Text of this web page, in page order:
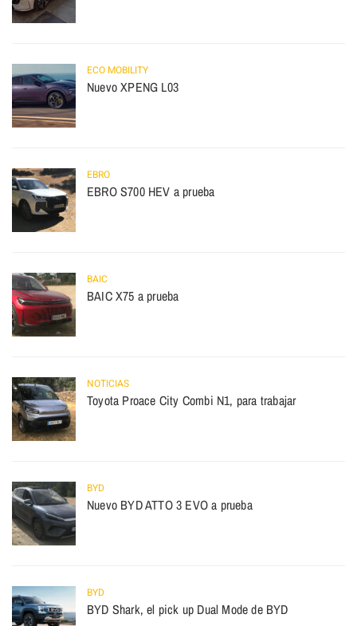
ECO MOBILITY
Nuevo XPENG L03
EBRO
EBRO S700 HEV a prueba
BAIC
BAIC X75 a prueba
NOTICIAS
Toyota Proace City Combi N1, para trabajar
BYD
Nuevo BYD ATTO 3 EVO a prueba
BYD
BYD Shark, el pick up Dual Mode de BYD